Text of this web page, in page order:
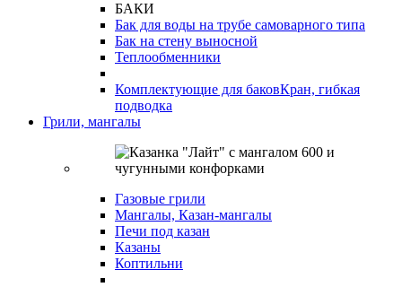
БАКИ
Бак для воды на трубе самоварного типа
Бак на стену выносной
Теплообменники
Комплектующие для баковКран, гибкая
подводка
Грили, мангалы
Газовые грили
Мангалы, Казан-мангалы
Печи под казан
Казаны
Коптильни